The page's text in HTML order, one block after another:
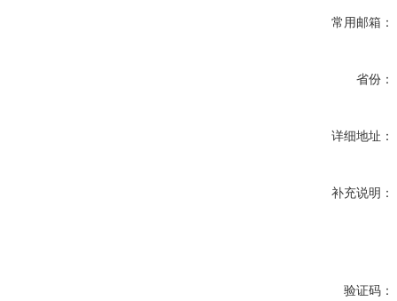
常用邮箱：
省份：
详细地址：
补充说明：
验证码：